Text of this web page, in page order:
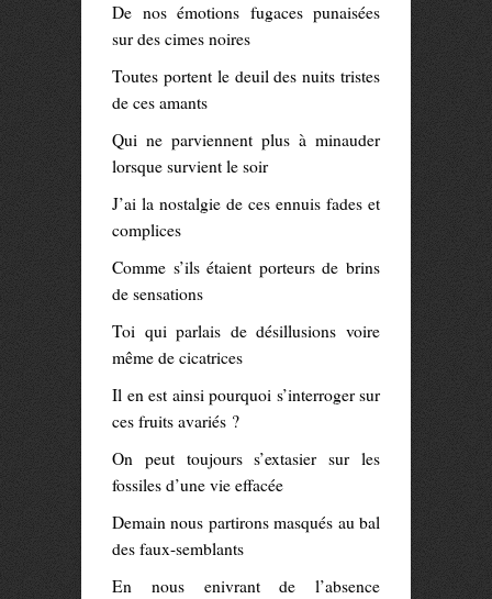
De nos émotions fugaces punaisées
sur des cimes noires
Toutes portent le deuil des nuits tristes
de ces amants
Qui ne parviennent plus à minauder
lorsque survient le soir
J’ai la nostalgie de ces ennuis fades et
complices
Comme s’ils étaient porteurs de brins
de sensations
Toi qui parlais de désillusions voire
même de cicatrices
Il en est ainsi pourquoi s’interroger sur
ces fruits avariés ?
On peut toujours s’extasier sur les
fossiles d’une vie effacée
Demain nous partirons masqués au bal
des faux-semblants
En nous enivrant de l’absence